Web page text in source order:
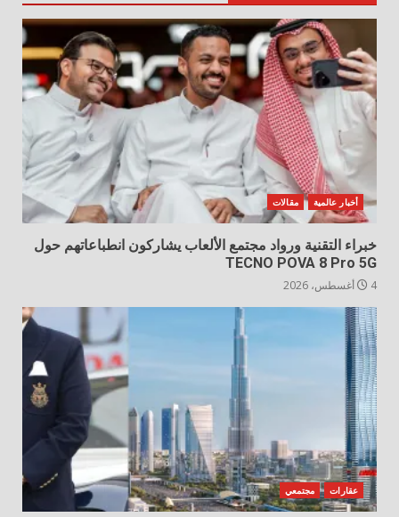
أخبار عالمية مقالات
خبراء التقنية ورواد مجتمع الألعاب يشاركون انطباعاتهم حول
TECNO POVA 8 Pro 5G
4 أغسطس، 2026
عقارات مجتمعي